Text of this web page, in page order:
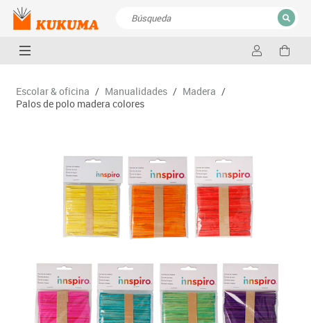
CERRAR
Escolar & oficina / Manualidades / Madera /
Palos de polo madera colores